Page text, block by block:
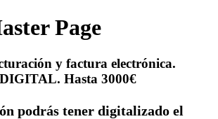
Page
y factura electrónica.
Hasta 3000€
podrás tener digitalizado el